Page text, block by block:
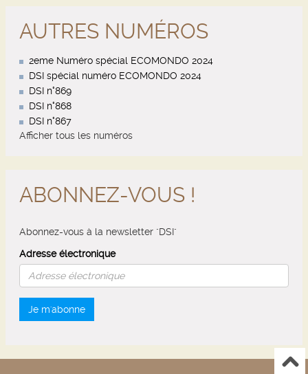
AUTRES NUMÉROS
2eme Numéro spécial ECOMONDO 2024
DSI spécial numéro ECOMONDO 2024
DSI n°869
DSI n°868
DSI n°867
Afficher tous les numéros
ABONNEZ-VOUS !
Abonnez-vous à la newsletter "DSI"
Adresse électronique
Je m'abonne